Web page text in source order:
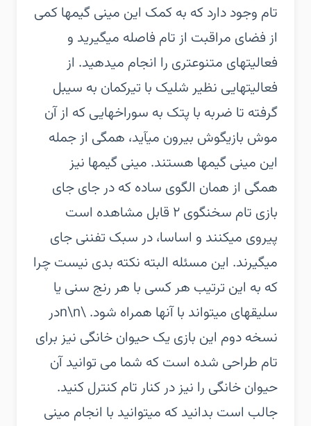
تام وجود دارد که به کمک این مینی گیمها کمی
از فضای مراقبت از تام فاصله میگیرید و
فعالیتهای متنوعتری را انجام میدهید. از
فعالیتهایی نظیر شلیک با تیرکمان به سیبل
گرفته تا ضربه با پتک به سوراخهایی که از آن
موش بازیگوش بیرون میآید، همگی از جمله
این مینی گیمها هستند. مینی گیمها نیز
همگی از همان الگوی ساده که در جای جای
بازی تام سخنگوی ۲ قابل مشاهده است
پیروی میکنند و اساسا، در سبک تفننی جای
میگیرند. این مسئله البته نکته بدی نیست چرا
که به این ترتیب هر کسی با هر رنج سنی یا
سلیقهای میتواند با آنها همراه شود. \n\nدر
نسخه دوم این بازی یک حیوان خانگی نیز برای
تام طراحی شده است که شما می توانید آن
حیوان خانگی را نیز در کنار تام کنترل کنید.
جالب است بدانید که میتوانید با انجام مینی